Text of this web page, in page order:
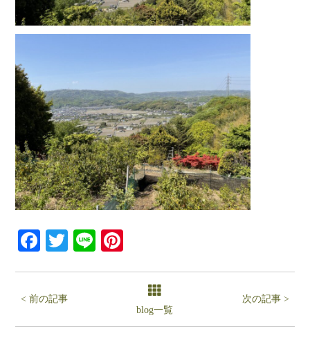
Facebook
Twitter
Line
< 前の記事
blog一覧
次の記事 >